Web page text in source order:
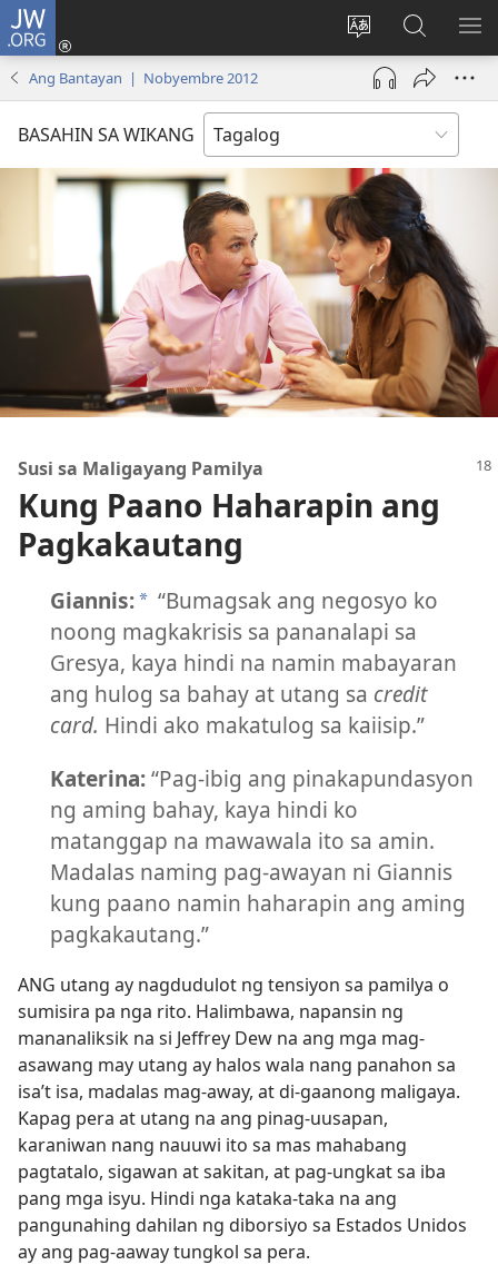
JW.ORG
Baguhin
ang
wika
ng
Mag-
log
bubukas
bagong
window)
sa
JW.ORG
Ang Bantayan | Nobyembre 2012
BASAHIN SA WIKANG
Susi sa Maligayang Pamilya
Kung Paano Haharapin ang
Pagkakautang
Giannis:a “Bumagsak ang negosyo ko
noong magkakrisis sa pananalapi sa
Gresya, kaya hindi na namin mabayaran
ang hulog sa bahay at utang sa credit
card. Hindi ako makatulog sa kaiisip.”
Katerina:“Pag-ibig ang pinakapundasyon
ng aming bahay, kaya hindi ko
matanggap na mawawala ito sa amin.
Madalas naming pag-awayan ni Giannis
kung paano namin haharapin ang aming
pagkakautang.”
ANG utang ay nagdudulot ng tensiyon sa pamilya o
sumisira pa nga rito. Halimbawa, napansin ng
mananaliksik na si Jeffrey Dew na ang mga mag-
asawang may utang ay halos wala nang panahon sa
isa’t isa, madalas mag-away, at di-gaanong maligaya.
Kapag pera at utang na ang pinag-uusapan,
karaniwan nang nauuwi ito sa mas mahabang
pagtatalo, sigawan at sakitan, at pag-ungkat sa iba
pang mga isyu. Hindi nga kataka-taka na ang
pangunahing dahilan ng diborsiyo sa Estados Unidos
ay ang pag-aaway tungkol sa pera.